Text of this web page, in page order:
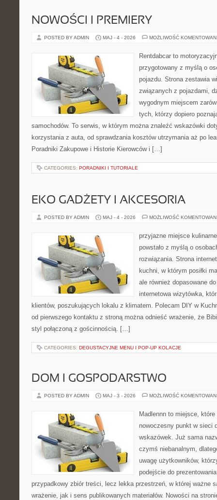
NOWOŚCI I PREMIERY
POSTED BY ADMIN MAJ - 4 - 2026 MOŻLIWOŚĆ
Rentdabcar to
przygotowany z myślą o
pojazdu. Strona zestawia
związanych z pojazdami,
wygodnym miejscem
tych, którzy dopiero
samochodów. To serwis, w którym można znaleźć wskazówki
korzystania z auta, od sprawdzania kosztów utrzymania aż po
Poradniki Zakupowe i Historie Kierowców i […]
CATEGORIES: PORADNIKI I TUTORIALE
EKO GADŻETY I AKCESORIA
POSTED BY ADMIN MAJ - 4 - 2026 MOŻLIWOŚĆ
przyjazne miejsce
powstało z myślą o
rozwiązania. Strona
kuchni, w którym posiłki
ale również dopasowane
internetowa wizytówka,
klientów, poszukujących lokalu z klimatem. Polecam DIY w
od pierwszego kontaktu z stroną można odnieść wrażenie, że
styl połączoną z gościnnością. […]
CATEGORIES: DEGUSTACYJNE MENU I POP-UP KOLACJE
DOM I GOSPODARSTWO
POSTED BY ADMIN MAJ - 3 - 2026 MOŻLIWOŚĆ
Madlennn to miejsce,
nowoczesny punkt w sieci
wskazówek. Już sama
czymś niebanalnym,
uwagę użytkowników,
podejście do
przypadkowy zbiór treści, lecz lekka przestrzeń, w której ważne
wrażenie, jak i sens publikowanych materiałów. Nowości na